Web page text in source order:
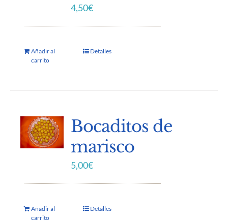
4,50€
Añadir al
carrito
Detalles
Bocaditos de
marisco
5,00€
Añadir al
carrito
Detalles